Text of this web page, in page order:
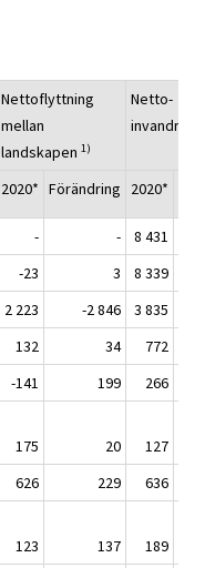
Nettoflyttning
mellan
landskapen 1)
Netto-
invandring
2020* Förändring 2020*
- -
8 431
-23 3
8 339
2 223 -2 846
3 835
132 34
772
-141 199
266
175 20
127
626 229
636
123 137
189